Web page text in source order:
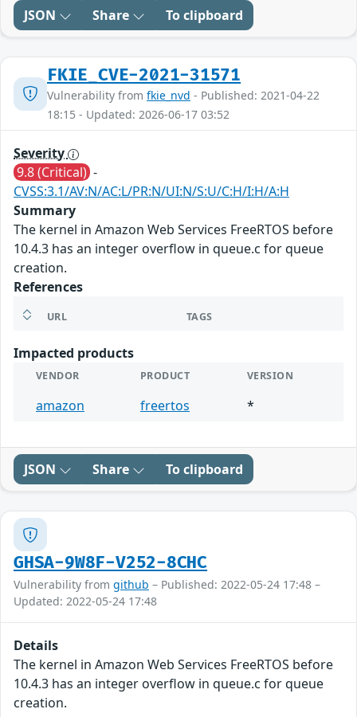
JSON Share To clipboard
FKIE_CVE-2021-31571
Vulnerability from fkie_nvd - Published: 2021-04-22
18:15 - Updated: 2026-06-17 03:52
Severity
9.8 (Critical) -
CVSS:3.1/AV:N/AC:L/PR:N/UI:N/S:U/C:H/I:H/A:H
Summary
The kernel in Amazon Web Services FreeRTOS before
10.4.3 has an integer overflow in queue.c for queue
creation.
References
URL TAGS
Impacted products
VENDOR PRODUCT VERSION
amazon freertos *
JSON Share To clipboard
GHSA-9W8F-V252-8CHC
Vulnerability from github – Published: 2022-05-24 17:48 –
Updated: 2022-05-24 17:48
Details
The kernel in Amazon Web Services FreeRTOS before
10.4.3 has an integer overflow in queue.c for queue
creation.